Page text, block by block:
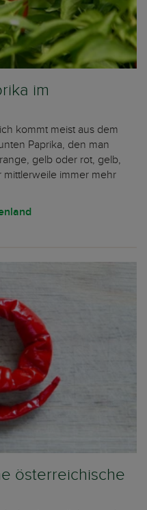
im
kommt meist aus dem
Paprika, den man
gelb oder rot, gelb,
mittlerweile immer mehr
österreichische